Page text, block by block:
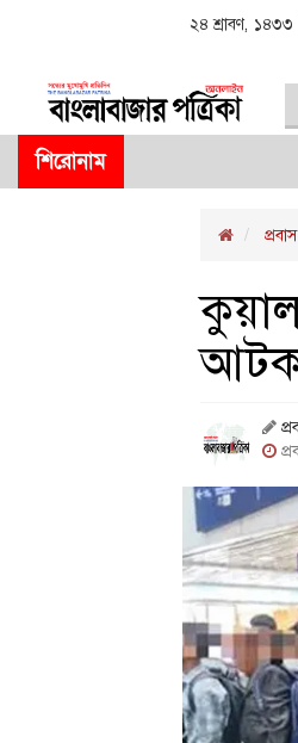
২৪ শ্রাবণ,
শিরোনাম
প্রবাস